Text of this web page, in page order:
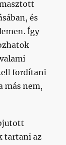
és
Így
valami
fordítani
más nem,
tartani az